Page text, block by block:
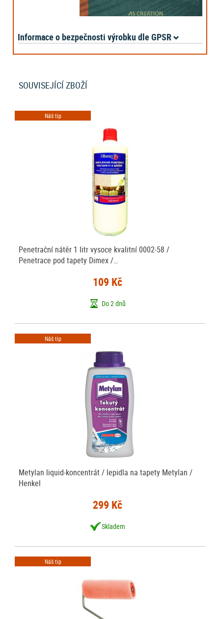
Informace o bezpečnosti výrobku dle GPSR
SOUVISEJÍCÍ ZBOŽÍ
Náš tip
Penetrační nátěr 1 litr vysoce kvalitní 0002-58 /
Penetrace pod tapety Dimex /…
109 Kč
Do 2 dnů
Náš tip
Metylan liquid-koncentrát / lepidla na tapety Metylan /
Henkel
299 Kč
Skladem
Náš tip